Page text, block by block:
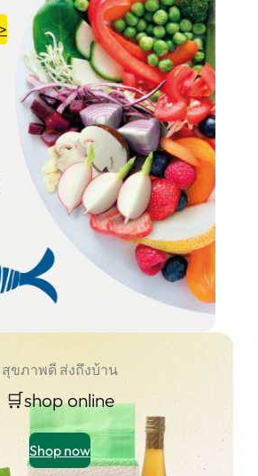
สุขภาพดี ส่งถึงบ้าน
🛒shop online
Shop now